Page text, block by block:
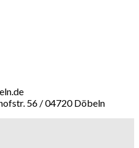
56 / 04720 Döbeln